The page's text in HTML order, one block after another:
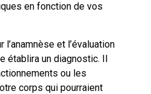
en fonction de vos
l’anamnèse et l’évaluation
établira un diagnostic. Il
ou les
corps qui pourraient